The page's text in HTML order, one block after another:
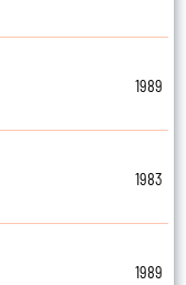
1989
1983
1989